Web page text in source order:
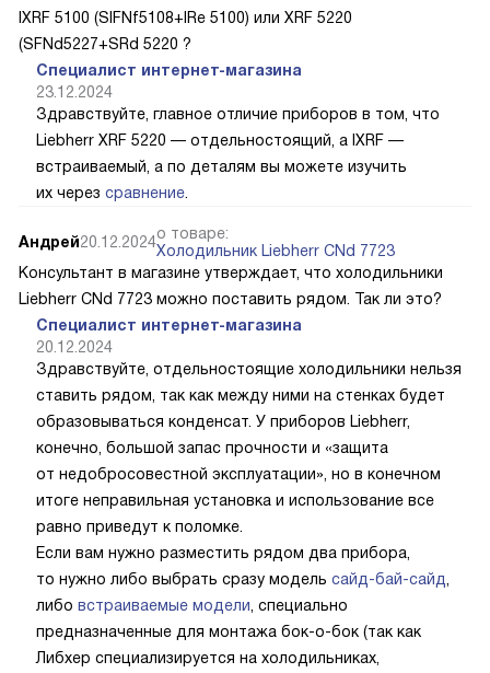
IXRF 5100 (SIFNf5108+IRe 5100) или XRF 5220
(SFNd5227+SRd 5220 ?
Специалист интернет-магазина
23.12.2024
Здравствуйте, главное отличие приборов в том, что
Liebherr XRF 5220 — отдельностоящий, а IXRF —
встраиваемый, а по деталям вы можете изучить
их через сравнение
Андрей20.12.2024о товаре:
Холодильник Liebherr CNd 7723
Консультант в магазине утверждает, что холодильники
Liebherr CNd 7723 можно поставить рядом. Так ли это?
Специалист интернет-магазина
20.12.2024
Здравствуйте, отдельностоящие холодильники нельзя
ставить рядом, так как между ними на стенках будет
образовываться конденсат. У приборов Liebherr,
конечно, большой запас прочности и «защита
от недобросовестной эксплуатации», но в конечном
итоге неправильная установка и использование все
равно приведут к поломке.
Если вам нужно разместить рядом два прибора,
то нужно либо выбрать сразу модель сайд-бай-сайд
либо встраиваемые модели , специально
предназначенные для монтажа бок-о-бок (так как
Либхер специализируется на холодильниках,